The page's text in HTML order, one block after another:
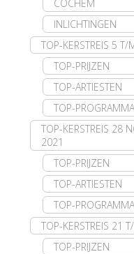
COCHEM
INLICHTINGEN
TOP-KERSTREIS 5
TOP-PRIJZEN
TOP-ARTIESTEN
TOP-PROGRAMMA
TOP-KERSTREIS 28
2021
TOP-PRIJZEN
TOP-ARTIESTEN
TOP-PROGRAMMA
TOP-KERSTREIS 21
TOP-PRIJZEN